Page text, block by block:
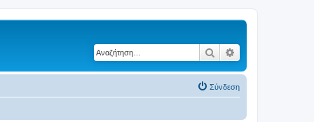
Αναζήτηση
Σύνδεση